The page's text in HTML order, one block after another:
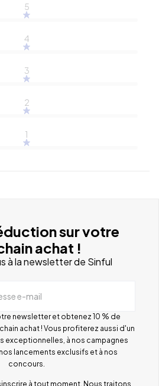
5
4
3
2
1
sur votre
achat !
à la newsletter de Sinful
e-mail
newsletter et obtenez 10 % de
achat ! Vous profiterez aussi d'un
exceptionnelles, à nos campagnes
lancements exclusifs et à nos
concours.
à tout moment. Nous traitons